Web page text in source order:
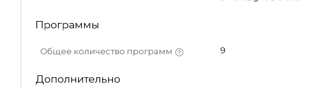
Программы
Общее количество программ 9
Дополнительно